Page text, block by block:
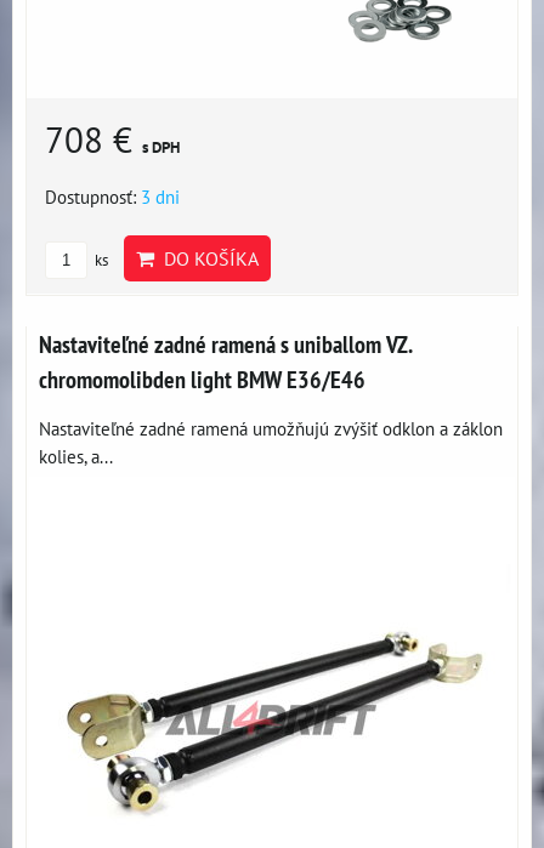
708 € s DPH
Dostupnosť: 3 dni
ks DO KOŠÍKA
Nastaviteľné zadné ramená s uniballom VZ.
chromomolibden light BMW E36/E46
Nastaviteľné zadné ramená umožňujú zvýšiť odklon a záklon
kolies, a...